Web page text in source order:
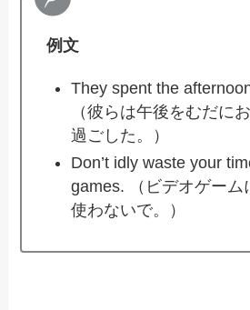
例文
They spent the
（彼らは午後をむだに
過ごした。）
Don’t idly waste your
games. （ビデオゲーム
使わないで。）